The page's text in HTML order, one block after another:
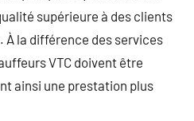
supérieure à des clients
la différence des services
VTC doivent être
ainsi une prestation plus